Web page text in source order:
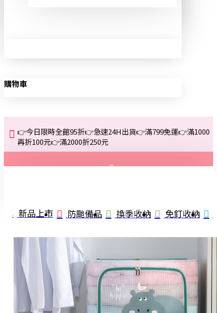
購物車
👉今日限時全館95折👉急速24H出貨👉滿799免運👉滿1000
再折100元👉滿2000折250元
註冊
詢問
新品上市 防颱備品 換季收納 免釘收納